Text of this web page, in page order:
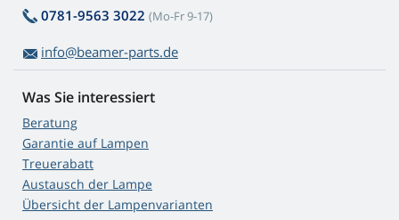
0781-9563 3022 (Mo-Fr 9-17)
info@beamer-parts.de
Was Sie interessiert
Beratung
Garantie auf Lampen
Treuerabatt
Austausch der Lampe
Übersicht der Lampenvarianten